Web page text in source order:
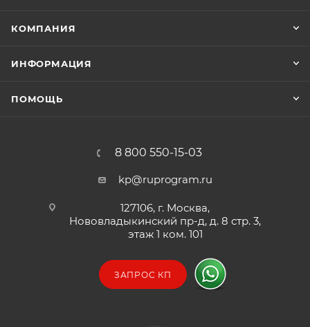
КОМПАНИЯ
ИНФОРМАЦИЯ
ПОМОЩЬ
8 800 550-15-03
kp@ruprogram.ru
127106, г. Москва,
Нововладыкинский пр-д, д. 8 стр. 3,
этаж 1 ком. 101
ЗАПРОС КП